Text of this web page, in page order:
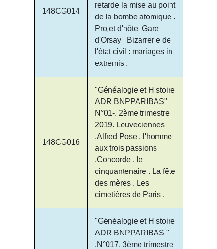
148CG014
retarde la mise au point
de la bombe atomique .
Projet d'hôtel Gare
d'Orsay . Bizarrerie de
l'état civil : mariages in
extremis .
148CG016
"Généalogie et Histoire
ADR BNPPARIBAS" .
N°01-. 2ème trimestre
2019. Louveciennes
.Alfred Pose , l'homme
aux trois passions
.Concorde , le
cinquantenaire . La fête
des mères . Les
cimetières de Paris .
"Généalogie et Histoire
ADR BNPPARIBAS "
.N°017. 3ème trimestre